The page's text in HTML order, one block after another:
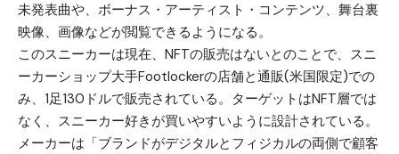
未発表曲や、ボーナス・アーティスト・コンテンツ、舞台裏
映像、画像などが閲覧できるようになる。
このスニーカーは現在、NFTの販売はないとのことで、スニ
ーカーショップ大手Footlockerの店舗と通販(米国限定)での
み、1足130ドルで販売されている。ターゲットはNFT層では
なく、スニーカー好きが買いやすいように設計されている。
メーカーは「ブランドがデジタルとフィジカルの両側で顧客